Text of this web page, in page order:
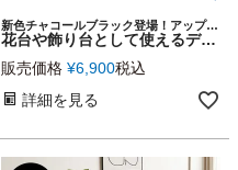
新色チャコールブラック登場！アップサイクルウッド×アイアンの、洗練されたディスプレイスタンド
花台や飾り台として使えるディスプレイスタンド（ Sサイズ／高さ約50cm）
販売価格 ¥6,900税込
詳細を見る